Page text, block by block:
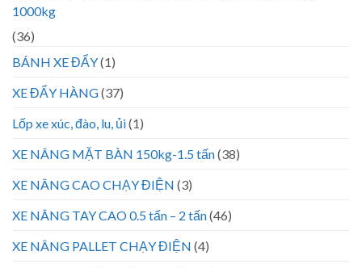
1000kg
(36)
BÁNH XE ĐẨY(1)
XE ĐẨY HÀNG(37)
Lốp xe xúc, đào, lu, ủi(1)
XE NÂNG MẶT BÀN 150kg-1.5 tấn(38)
XE NÂNG CAO CHẠY ĐIỆN (3)
XE NÂNG TAY CAO 0.5 tấn – 2 tấn(46)
XE NÂNG PALLET CHẠY ĐIỆN (4)